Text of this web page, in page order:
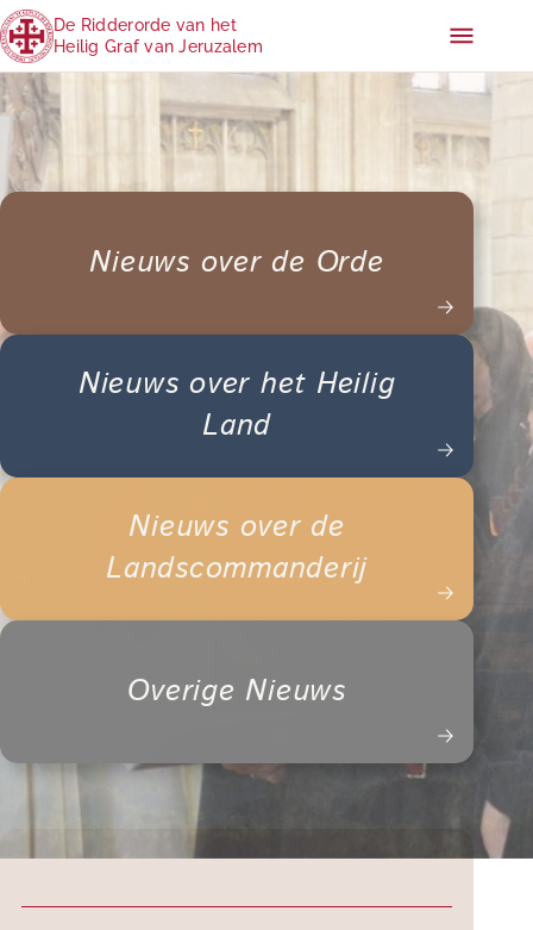
De Ridderorde van het
Heilig Graf van Jeruzalem
Nieuws over de Orde
Nieuws over het Heilig
Land
Nieuws over de
Landscommanderij
Overige Nieuws